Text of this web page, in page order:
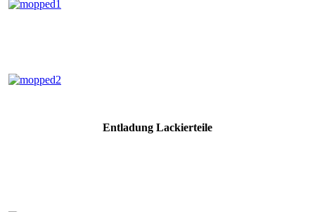
Entladung Lackierteile